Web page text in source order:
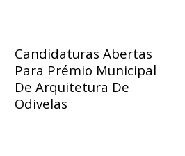
Candidaturas Abertas
Para Prémio Municipal
De Arquitetura De
Odivelas